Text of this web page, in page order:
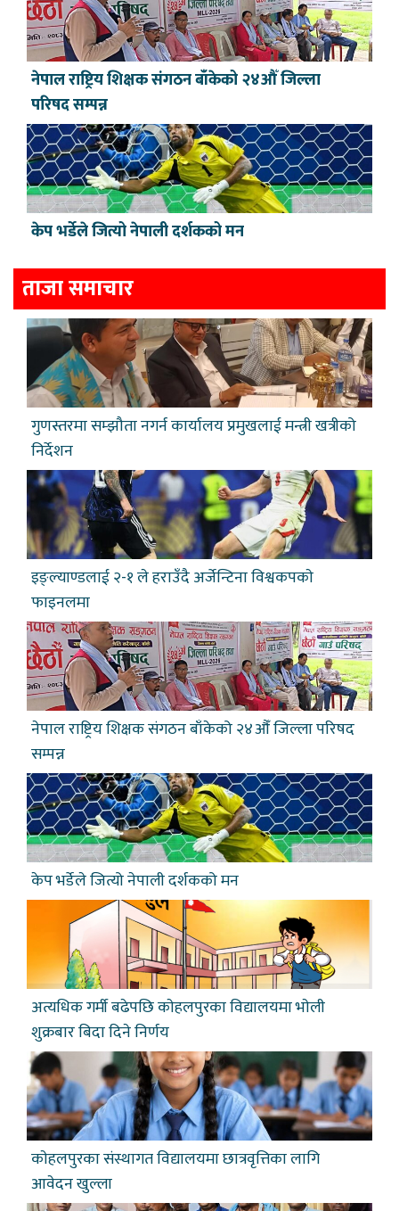
नेपाल राष्ट्रिय शिक्षक संगठन बाँकेको २४औँ जिल्ला
परिषद सम्पन्न
केप भर्डेले जित्यो नेपाली दर्शकको मन
ताजा समाचार
गुणस्तरमा सम्झौता नगर्न कार्यालय प्रमुखलाई मन्त्री खत्रीको
निर्देशन
इङ्ल्याण्डलाई २-१ ले हराउँदै अर्जेन्टिना विश्वकपकाे
फाइनलमा
नेपाल राष्ट्रिय शिक्षक संगठन बाँकेको २४औँ जिल्ला परिषद
सम्पन्न
केप भर्डेले जित्यो नेपाली दर्शकको मन
अत्यधिक गर्मी बढेपछि काेहलपुरका विद्यालयमा भाेली
शुक्रबार बिदा दिने निर्णय
काेहलपुरका संस्थागत विद्यालयमा छात्रवृत्तिका लागि
आवेदन खुल्ला